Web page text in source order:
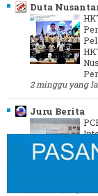
Duta
2 minggu yang
Juru Berita